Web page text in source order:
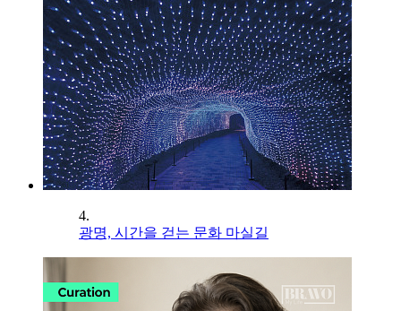
4.
광명, 시간을 걷는 문화 마실길